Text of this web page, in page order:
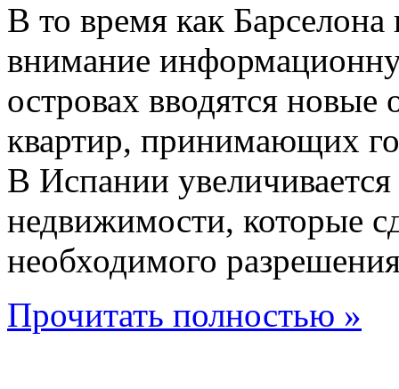
В то время как
внимание
островах вводятся новые
квартир, принимающих
В Испании увеличивается
недвижимости, которые
необходимого
Прочитать полностью »